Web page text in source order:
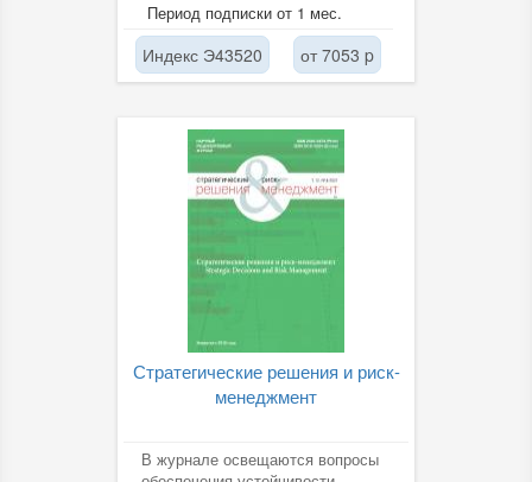
Период подписки от 1 мес.
Индекс Э43520 от 7053 p
Стратегические решения и риск-
менеджмент
В журнале освещаются вопросы